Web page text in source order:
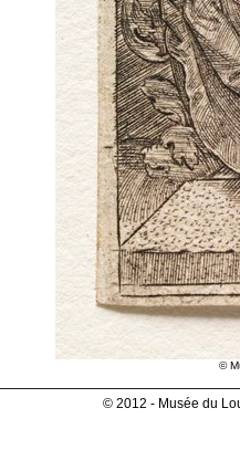
©
© 2012 - Musée du